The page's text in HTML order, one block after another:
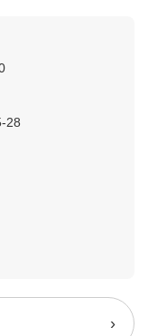
28
›